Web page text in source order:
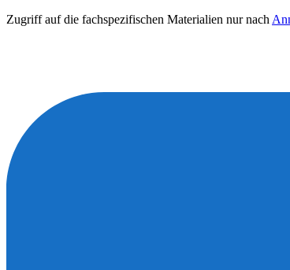
Zugriff auf die fachspezifischen Materialien nur nach